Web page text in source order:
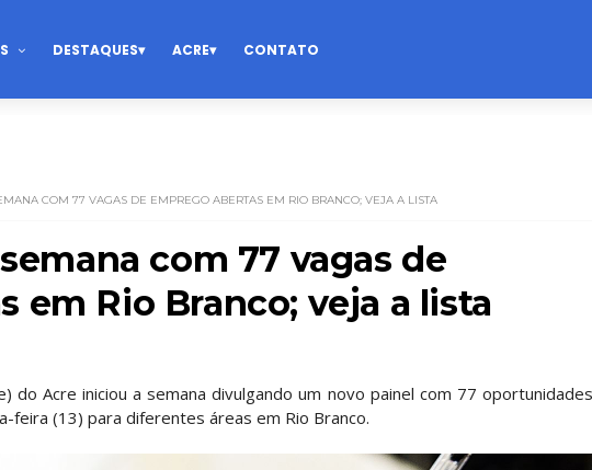
DESTAQUES ACRE CONTATO
COM 77 VAGAS DE EMPREGO ABERTAS EM RIO BRANCO; VEJA A LISTA
com 77 vagas de
em Rio Branco; veja a lista
do Acre iniciou a semana divulgando um novo painel com 77 oportunidades
feira (13) para diferentes áreas em Rio Branco.